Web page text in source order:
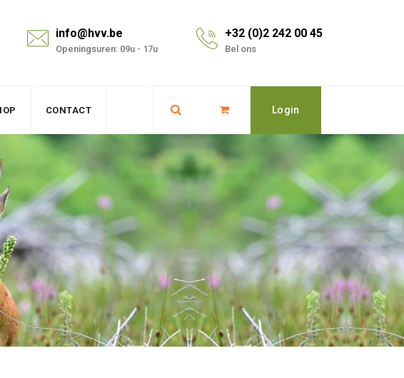
info@hvv.be
Openingsuren: 09u - 17u
+32 (0)2 242 00 45
Bel ons
CONTACT Login